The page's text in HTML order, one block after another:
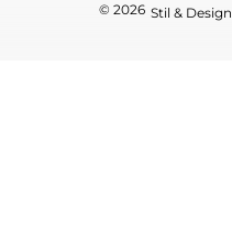
© 2026 Stil & Design